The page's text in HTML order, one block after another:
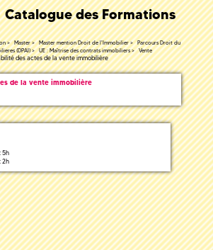
Catalogue des Formations
Master Master mention Droit de l'Immobilier
Parcours Droit du
(DPAI)
UE : Maîtrise des contrats immobiliers
Vente
des actes de la vente immobilière
de la vente immobilière
5h
2h